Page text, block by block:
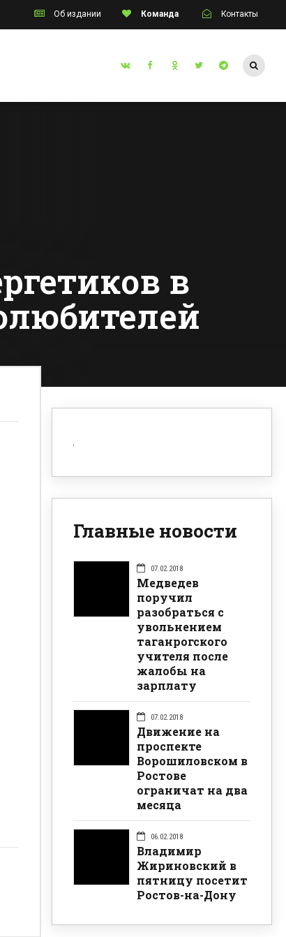
Об издании Команда Контакты
в
Главные новости
07.02.2018
Медведев
поручил
разобраться с
увольнением
таганрогского
учителя после
жалобы на
зарплату
07.02.2018
Движение на
проспекте
Ворошиловском в
Ростове
ограничат на два
месяца
06.02.2018
Владимир
Жириновский в
пятницу посетит
Ростов-на-Дону